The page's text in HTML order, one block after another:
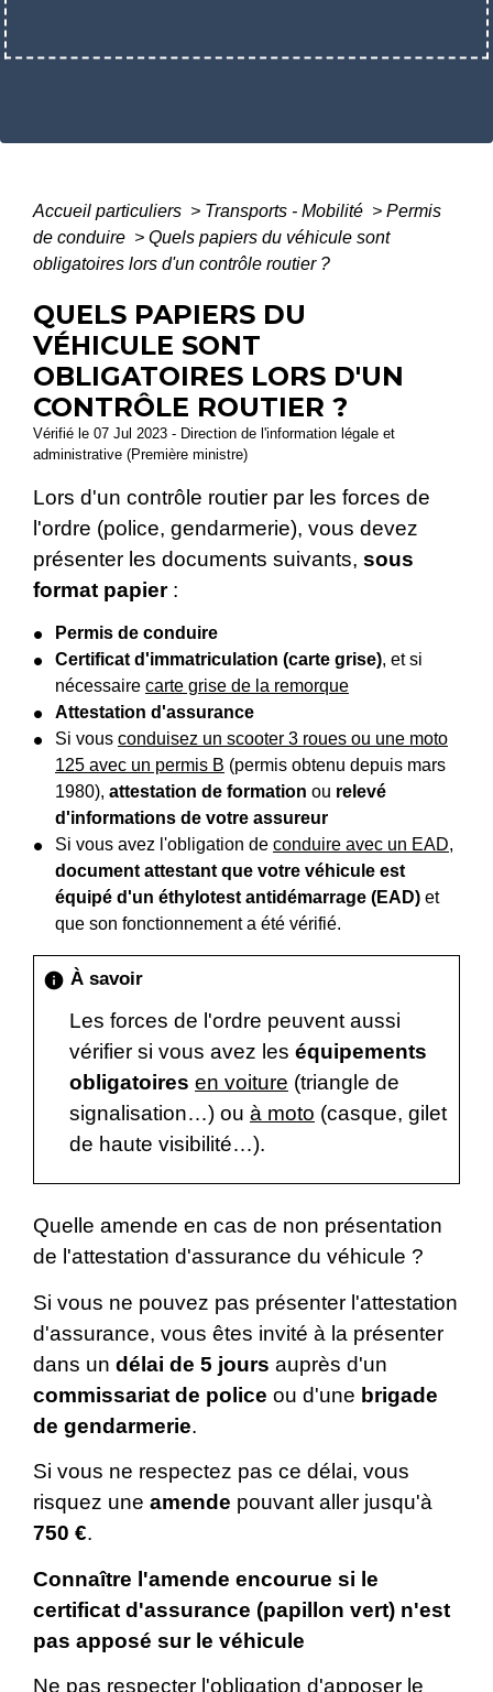
Accueil particuliers > Transports - Mobilité > Permis
de conduire > Quels papiers du véhicule sont
obligatoires lors d'un contrôle routier ?
QUELS PAPIERS DU
VÉHICULE SONT
OBLIGATOIRES LORS D'UN
CONTRÔLE ROUTIER ?
Vérifié le 07 Jul 2023 - Direction de l'information légale et
administrative (Première ministre)
Lors d'un contrôle routier par les forces de
l'ordre (police, gendarmerie), vous devez
présenter les documents suivants, sous
format papier:
Permis de conduire
Certificat d'immatriculation (carte grise), et si
nécessaire carte grise de la remorque
Attestation d'assurance
Si vous conduisez un scooter 3 roues ou une moto
125 avec un permis B (permis obtenu depuis mars
1980), attestation de formation ou relevé
d'informations de votre assureur
Si vous avez l'obligation de conduire avec un EAD,
document attestant que votre véhicule est
équipé d'un éthylotest antidémarrage (EAD) et
que son fonctionnement a été vérifié.
info À savoir
Les forces de l'ordre peuvent aussi
vérifier si vous avez les équipements
obligatoires en voiture (triangle de
signalisation…) ou à moto (casque, gilet
de haute visibilité…).
Quelle amende en cas de non présentation
de l'attestation d'assurance du véhicule ?
Si vous ne pouvez pas présenter l'attestation
d'assurance, vous êtes invité à la présenter
dans un délai de 5 jours auprès d'un
commissariat de police ou d'une brigade
de gendarmerie.
Si vous ne respectez pas ce délai, vous
risquez une amende pouvant aller jusqu'à
750 €.
Connaître l'amende encourue si le
certificat d'assurance (papillon vert) n'est
pas apposé sur le véhicule
Ne pas respecter l'obligation d'apposer le